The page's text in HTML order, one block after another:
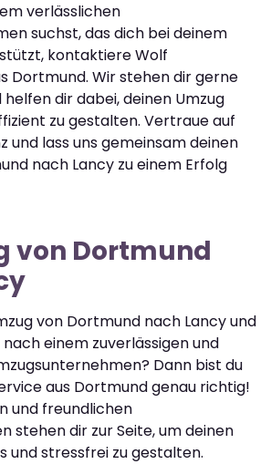
verlässlichen
suchst, das dich bei deinem
kontaktiere Wolf
Dortmund. Wir stehen dir gerne
dir dabei, deinen Umzug
zu gestalten. Vertraue auf
und lass uns gemeinsam deinen
nach Lancy zu einem Erfolg
von Dortmund
von Dortmund nach Lancy und
einem zuverlässigen und
Dann bist du
aus Dortmund genau richtig!
und freundlichen
stehen dir zur Seite, um deinen
und stressfrei zu gestalten.